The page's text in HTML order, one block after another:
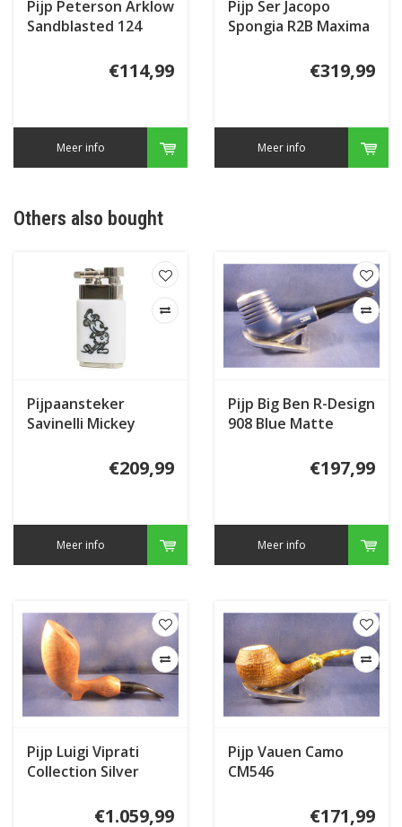
Pijp Peterson Arklow
Sandblasted 124
€114,99
Meer info
Pijp Ser Jacopo
Spongia R2B Maxima
€319,99
Meer info
Others also bought
Pijpaansteker
Savinelli Mickey
€209,99
Meer info
Pijp Big Ben R-Design
908 Blue Matte
€197,99
Meer info
Pijp Luigi Viprati
Collection Silver
€1.059,99
Pijp Vauen Camo
CM546
€171,99